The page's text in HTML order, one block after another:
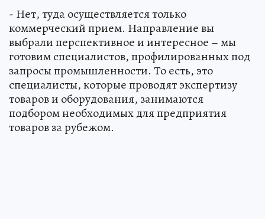
- Нет, туда осуществляется только
коммерческий прием. Направление вы
выбрали перспективное и интересное – мы
готовим специалистов, профилированных под
запросы промышленности. То есть, это
специалисты, которые проводят экспертизу
товаров и оборудования, занимаются
подбором необходимых для предприятия
товаров за рубежом.